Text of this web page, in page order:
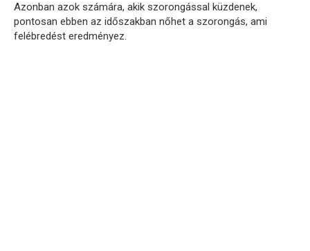
Azonban azok számára, akik szorongással küzdenek,
pontosan ebben az időszakban nőhet a szorongás, ami
felébredést eredményez.